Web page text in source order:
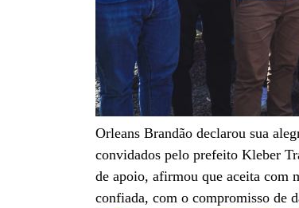
Orleans Brandão declarou sua
convidados pelo prefeito Kleber
de apoio, afirmou que aceita com
confiada, com o compromisso de